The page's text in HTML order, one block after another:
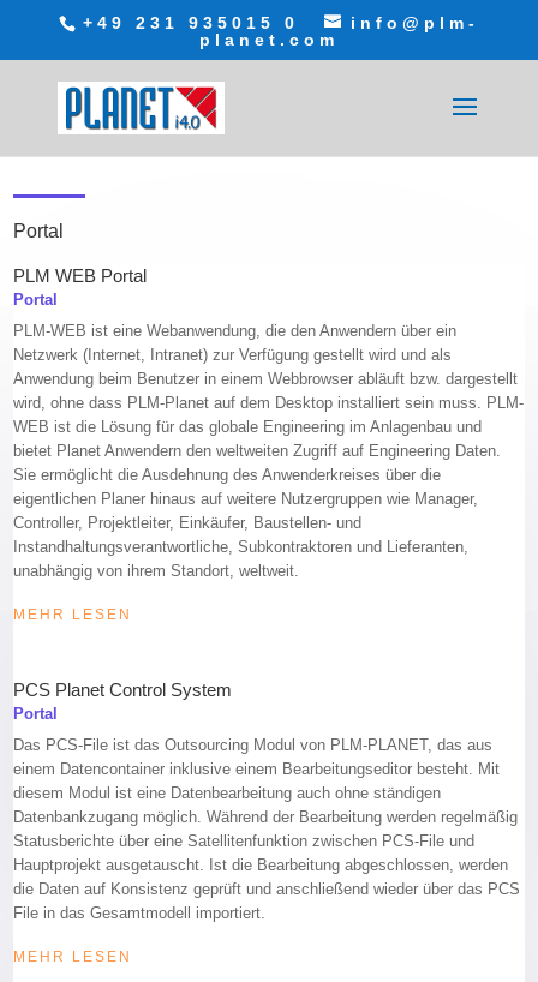
+49 231 935015 0
info@plm-
planet.com
Portal
PLM WEB Portal
Portal
PLM-WEB ist eine Webanwendung, die den Anwendern über ein
Netzwerk (Internet, Intranet) zur Verfügung gestellt wird und als
Anwendung beim Benutzer in einem Webbrowser abläuft bzw. dargestellt
wird, ohne dass PLM-Planet auf dem Desktop installiert sein muss. PLM-
WEB ist die Lösung für das globale Engineering im Anlagenbau und
bietet Planet Anwendern den weltweiten Zugriff auf Engineering Daten.
Sie ermöglicht die Ausdehnung des Anwenderkreises über die
eigentlichen Planer hinaus auf weitere Nutzergruppen wie Manager,
Controller, Projektleiter, Einkäufer, Baustellen- und
Instandhaltungsverantwortliche, Subkontraktoren und Lieferanten,
unabhängig von ihrem Standort, weltweit.
MEHR LESEN
PCS Planet Control System
Portal
Das PCS-File ist das Outsourcing Modul von PLM-PLANET, das aus
einem Datencontainer inklusive einem Bearbeitungseditor besteht. Mit
diesem Modul ist eine Datenbearbeitung auch ohne ständigen
Datenbankzugang möglich. Während der Bearbeitung werden regelmäßig
Statusberichte über eine Satellitenfunktion zwischen PCS-File und
Hauptprojekt ausgetauscht. Ist die Bearbeitung abgeschlossen, werden
die Daten auf Konsistenz geprüft und anschließend wieder über das PCS
File in das Gesamtmodell importiert.
MEHR LESEN